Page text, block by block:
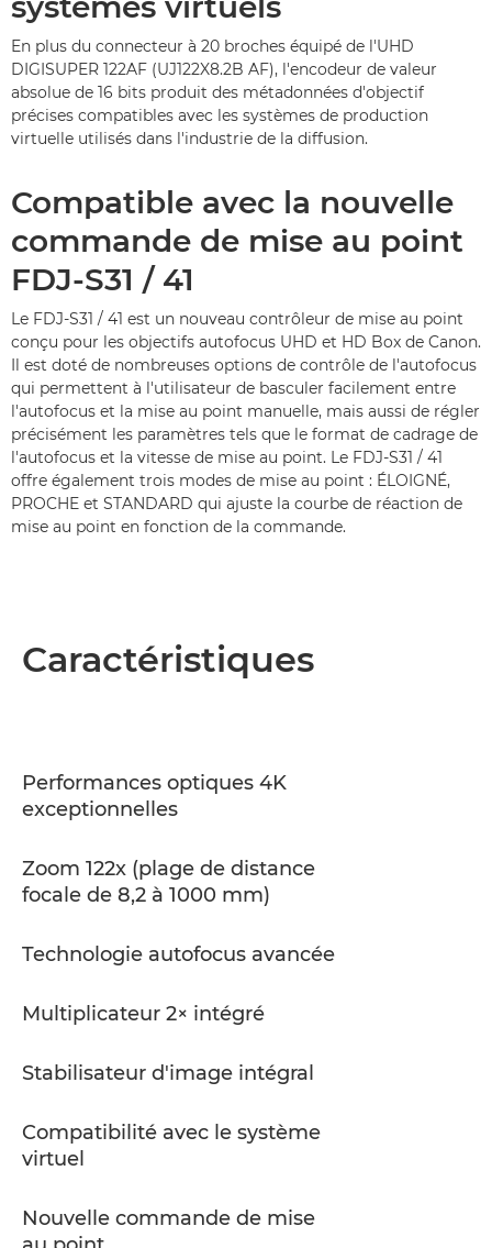
En plus du connecteur à 20 broches équipé de l'UHD
DIGISUPER 122AF (UJ122X8.2B AF), l'encodeur de valeur
absolue de 16 bits produit des métadonnées d'objectif
précises compatibles avec les systèmes de production
virtuelle utilisés dans l'industrie de la diffusion.
Compatible avec la nouvelle
commande de mise au point
FDJ-S31 / 41
Le FDJ-S31 / 41 est un nouveau contrôleur de mise au point
conçu pour les objectifs autofocus UHD et HD Box de Canon.
Il est doté de nombreuses options de contrôle de l'autofocus
qui permettent à l'utilisateur de basculer facilement entre
l'autofocus et la mise au point manuelle, mais aussi de régler
précisément les paramètres tels que le format de cadrage de
l'autofocus et la vitesse de mise au point. Le FDJ-S31 / 41
offre également trois modes de mise au point : ÉLOIGNÉ,
PROCHE et STANDARD qui ajuste la courbe de réaction de
mise au point en fonction de la commande.
Caractéristiques
Performances optiques 4K
exceptionnelles
Zoom 122x (plage de distance
focale de 8,2 à 1000 mm)
Technologie autofocus avancée
Multiplicateur 2× intégré
Stabilisateur d'image intégral
Compatibilité avec le système
virtuel
Nouvelle commande de mise